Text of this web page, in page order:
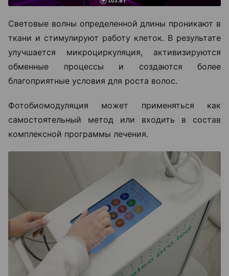
Световые волны определенной длины проникают в
ткани и стимулируют работу клеток. В результате
улучшается микроциркуляция, активизируются
обменные процессы и создаются более
благоприятные условия для роста волос.
Фотобиомодуляция может применяться как
самостоятельный метод или входить в состав
комплексной программы лечения.